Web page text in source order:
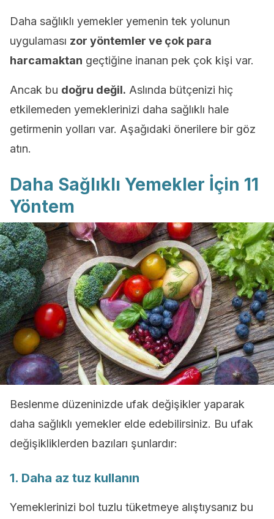
Daha sağlıklı yemekler yemenin tek yolunun
uygulaması zor yöntemler ve çok para
harcamaktan geçtiğine inanan pek çok kişi var.
Ancak bu doğru değil. Aslında bütçenizi hiç
etkilemeden yemeklerinizi daha sağlıklı hale
getirmenin yolları var. Aşağıdaki önerilere bir göz
atın.
Daha Sağlıklı Yemekler İçin 11
Yöntem
Beslenme düzeninizde ufak değişikler yaparak
daha sağlıklı yemekler elde edebilirsiniz. Bu ufak
değişikliklerden bazıları şunlardır:
1. Daha az tuz kullanın
Yemeklerinizi bol tuzlu tüketmeye alıştıysanız bu